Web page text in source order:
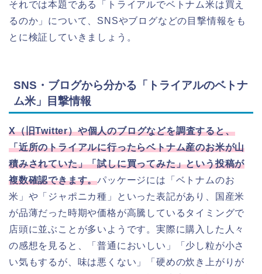
それでは本題である「トライアルでベトナム米は買え
るのか」について、SNSやブログなどの目撃情報をも
とに検証していきましょう。
SNS・ブログから分かる「トライアルのベトナ
ム米」目撃情報
X（旧Twitter）や個人のブログなどを調査すると、
「近所のトライアルに行ったらベトナム産のお米が山
積みされていた」「試しに買ってみた」という投稿が
複数確認できます。パッケージには「ベトナムのお
米」や「ジャポニカ種」といった表記があり、国産米
が品薄だった時期や価格が高騰しているタイミングで
店頭に並ぶことが多いようです。実際に購入した人々
の感想を見ると、「普通においしい」「少し粒が小さ
い気もするが、味は悪くない」「硬めの炊き上がりが